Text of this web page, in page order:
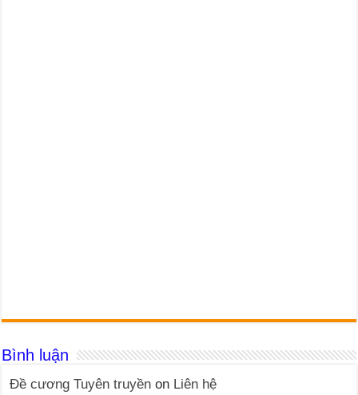
Bình luận
Đề cương Tuyên truyền on Liên hệ